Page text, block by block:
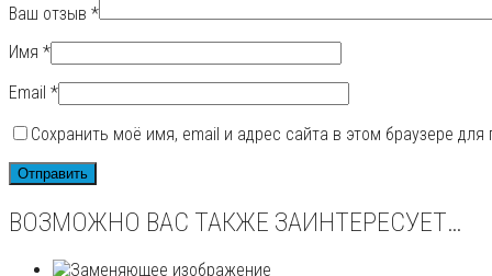
Ваш отзыв *
Имя *
Email *
Сохранить моё имя, email и адрес сайта в этом браузере
ВОЗМОЖНО ВАС ТАКЖЕ ЗАИНТЕРЕСУЕТ…